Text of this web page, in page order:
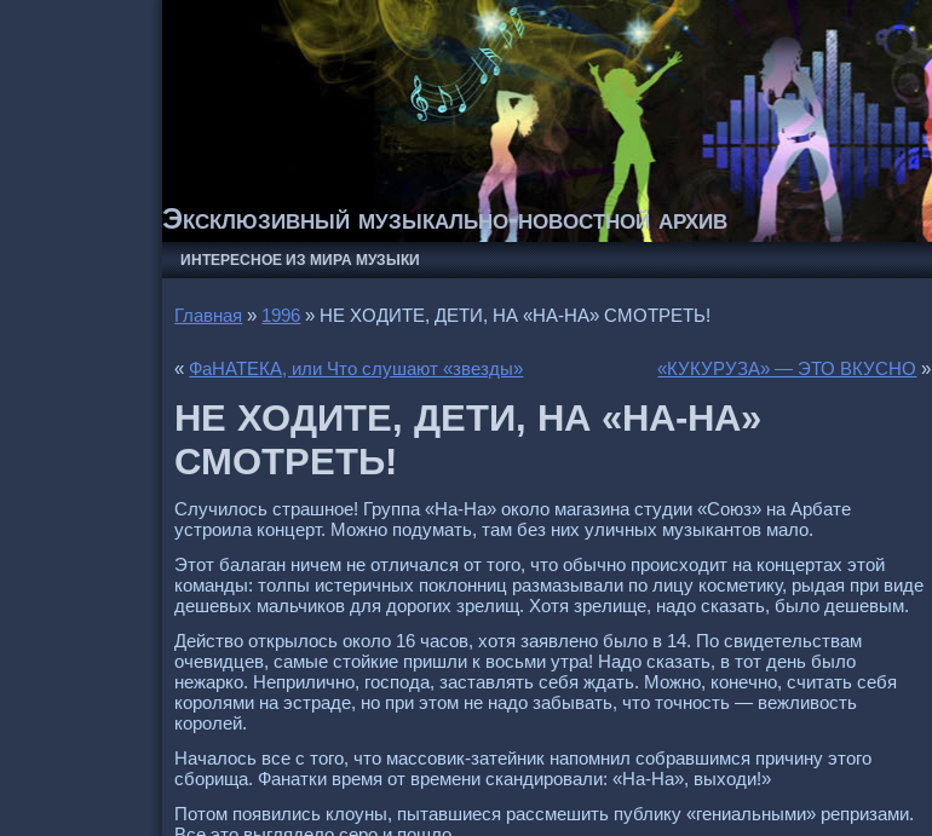
Эксклюзивный музыкально-новостной архив
ИНТЕРЕСНОЕ ИЗ МИРА МУЗЫКИ
Главная » 1996 » НЕ ХОДИТЕ, ДЕТИ, НА «НА-НА» СМОТРЕТЬ!
« ФаНАТЕКА, или Что слушают «звезды» «КУКУРУЗА» — ЭТО ВКУСНО »
НЕ ХОДИТЕ, ДЕТИ, НА «НА-НА»
СМОТРЕТЬ!
Случилось страшное! Группа «На-На» около магазина студии «Союз» на Арбате
устроила концерт. Можно подумать, там без них уличных музыкантов мало.
Этот балаган ничем не отличался от того, что обычно происходит на концертах этой
команды: толпы истеричных поклонниц размазывали по лицу косметику, рыдая при виде
дешевых мальчиков для дорогих зрелищ. Хотя зрелище, надо сказать, было дешевым.
Действо открылось около 16 часов, хотя заявлено было в 14. По свидетельствам
очевидцев, самые стойкие пришли к восьми утра! Надо сказать, в тот день было
нежарко. Неприлично, господа, заставлять себя ждать. Можно, конечно, считать себя
королями на эстраде, но при этом не надо забывать, что точность — вежливость
королей.
Началось все с того, что массовик-затейник напомнил собравшимся причину этого
сборища. Фанатки время от времени скандировали: «На-На», выходи!»
Потом появились клоуны, пытавшиеся рассмешить публику «гениальными» репризами.